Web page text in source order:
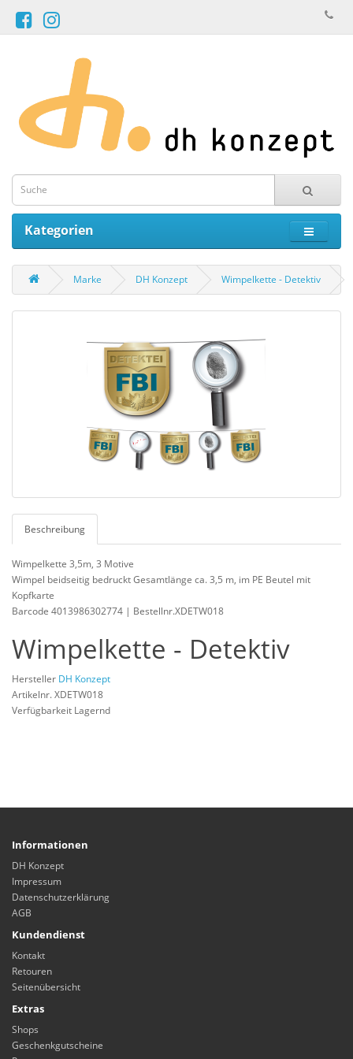
Kategorien
Marke DH Konzept Wimpelkette - Detektiv
Beschreibung
Wimpelkette 3,5m, 3 Motive
Wimpel beidseitig bedruckt Gesamtlänge ca. 3,5 m, im PE Beutel mit
Kopfkarte
Barcode 4013986302774 | Bestellnr.XDETW018
Wimpelkette - Detektiv
Hersteller DH Konzept
Artikelnr. XDETW018
Verfügbarkeit Lagernd
Informationen
DH Konzept
Impressum
Datenschutzerklärung
AGB
Kundendienst
Kontakt
Retouren
Seitenübersicht
Extras
Shops
Geschenkgutscheine